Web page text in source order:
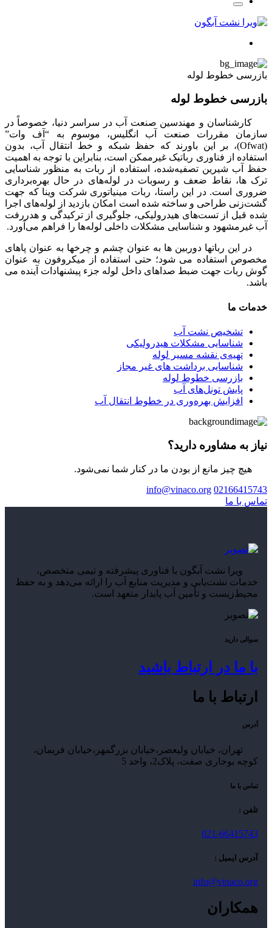
بازرسی خطوط لوله
بازرسی خطوط لوله
کارشناسان و مهندسین صنعت آب در سراسر دنیا، خصوصاً در
سازمان مقررات صنعت آب انگلیس، موسوم به “آف وات”
(Ofwat)، بر این باورند که حفظ شبکه و خط انتقال آب، بدون
استفاده از فناوری رباتیک غیرممکن است، بنابراین با توجه به اهمیت
حفظ آب شیرین تصفیه‌شده، استفاده از ربات به منظور شناسایی
ترک ها، نقاط ضعف و رسوبات در لوله‌های در حال بهره‌برداری
ضروری است. در این راستا، ربات مینیاتوری شرکت وینا که جهت
گشت‌زنی طراحی و ساخته شده است امکان بازدید از لوله‌های اجرا
شده قبل از تست‌های هیدرولیکی، جلوگیری از ترکیدگی و هدررفت
آب غیرمشهود و شناسایی مشکلات داخلی لوله‌ها را فراهم می‌آورد.
در این رباتها دوربین ها به عنوان چشم و چرخها به عنوان پاهای
مخصوص استفاده می شود؛ حتی استفاده از میکروفون به عنوان
گوش ربات جهت ضبط صداهای داخل لوله جزء پیشنهادات آینده می
باشد.
خدمات ما
تشخیص نشت آب
شناسایی مشکلات هیدرولیکی
تهیه‌ی نقشه‌ مسیر لوله
شناسایی برداشت های غیر مجاز
بازرسی خطوط لوله
پایش تونل‌های آب
افزایش بهره‌وری در خطوط انتقال آب
نیاز به مشاوره دارید؟
هیچ چیز مانع از بودن ما در کنار شما نمی‌شود.
02166415743
info@vinaco.org
تماس با ما
ویرا نشت آبگون با فناوری پیشرفته و تیمی متخصص،
خدمات نشت‌یابی و مدیریت منابع آب را ارائه می‌دهد و به حفظ
محیط‌زیست و تأمین آب پایدار متعهد است.
سوالی دارید
با ما در ارتباط باشید
ارتباط با ما
آدرس
تهران، خیابان ولیعصر،خیابان بزرگمهر،خیابان فریمان،
کوچه بوجاری صفت، پلاک2، واحد 5
تماس با ما
تلفن :
021-66415743
آدرس ایمیل :
info@vinaco.org
همکاران